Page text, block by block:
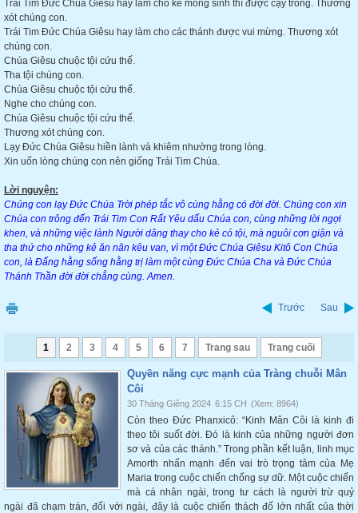
Trái Tim Đức Chúa Giêsu hay làm cho kẻ mong sinh thì được cậy trông. Thương
xót chúng con.
Trái Tim Đức Chúa Giêsu hay làm cho các thánh được vui mừng. Thương xót
chúng con.
Chúa Giêsu chuộc tội cứu thế.
Tha tội chúng con.
Chúa Giêsu chuộc tội cứu thế.
Nghe cho chúng con.
Chúa Giêsu chuộc tội cứu thế.
Thương xót chúng con.
Lạy Đức Chúa Giêsu hiền lành và khiêm nhường trong lòng.
Xin uốn lòng chúng con nên giống Trái Tim Chúa.
Lời nguyện:
Chúng con lạy Đức Chúa Trời phép tắc vô cùng hằng có đời đời. Chúng con xin
Chúa con trông đến Trái Tim Con Rất Yêu dấu Chúa con, cùng những lời ngợi
khen, và những việc lành Người dâng thay cho kẻ có tội, mà nguôi cơn giận và
tha thứ cho những kẻ ăn năn kêu van, vì một Đức Chúa Giêsu Kitô Con Chúa
con, là Đấng hằng sống hằng trị làm một cùng Đức Chúa Cha và Đức Chúa
Thánh Thần đời đời chẳng cùng. Amen.
Trước Sau
1 2 3 4 5 6 7 Trang sau Trang cuối
Quyền năng cực mạnh của Tràng chuỗi Mân
Côi
30 Tháng Giêng 2024 6:15 CH (Xem: 8964)
Còn theo Đức Phanxicô: “Kinh Mân Côi là kinh đi
theo tôi suốt đời. Đó là kinh của những người đơn
sơ và của các thánh.” Trong phần kết luận, linh mục
Amorth nhấn mạnh đến vai trò trọng tâm của Mẹ
Maria trong cuộc chiến chống sự dữ. Một cuộc chiến
mà cá nhân ngài, trong tư cách là người trừ quỷ
ngài đã chạm trán, đối với ngài, đây là cuộc chiến thách đố lớn nhất của thời